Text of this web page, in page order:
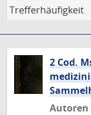
2 Cod.
Autoren